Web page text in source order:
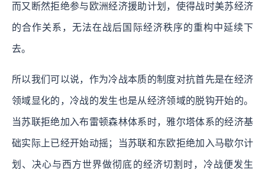
而又断然拒绝参与欧洲经济援助计划，使得战时美苏经济
的合作关系，无法在战后国际经济秩序的重构中延续下
去。
所以我们可以说，作为冷战本质的制度对抗首先是在经济
领域显化的，冷战的发生也是从经济领域的脱钩开始的。
当苏联拒绝加入布雷顿森林体系时，雅尔塔体系的经济基
础实际上已经开始动摇；当苏联和东欧拒绝加入马歇尔计
划、决心与西方世界做彻底的经济切割时，冷战便发生